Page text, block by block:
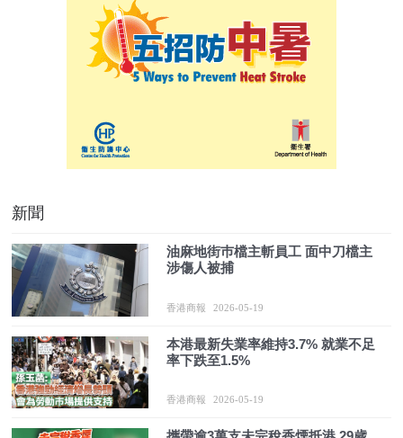
新聞
油麻地街巿檔主斬員工 面中刀檔主
涉傷人被捕
香港商報 2026-05-19
本港最新失業率維持3.7% 就業不足
率下跌至1.5%
香港商報 2026-05-19